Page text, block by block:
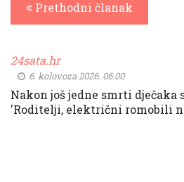
Prethodni članak
24sata.hr
6. kolovoza 2026. 06:00
Nakon još jedne smrti dječaka
'Roditelji, električni romobili